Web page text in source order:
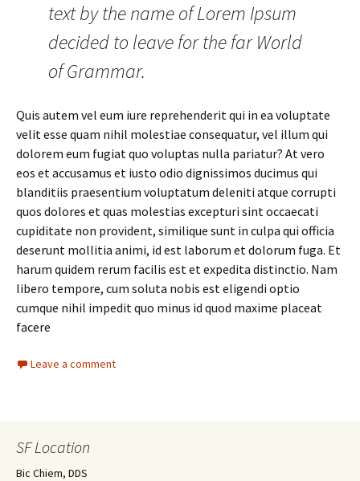
text by the name of Lorem Ipsum
decided to leave for the far World
of Grammar.
Quis autem vel eum iure reprehenderit qui in ea voluptate
velit esse quam nihil molestiae consequatur, vel illum qui
dolorem eum fugiat quo voluptas nulla pariatur? At vero
eos et accusamus et iusto odio dignissimos ducimus qui
blanditiis praesentium voluptatum deleniti atque corrupti
quos dolores et quas molestias excepturi sint occaecati
cupiditate non provident, similique sunt in culpa qui officia
deserunt mollitia animi, id est laborum et dolorum fuga. Et
harum quidem rerum facilis est et expedita distinctio. Nam
libero tempore, cum soluta nobis est eligendi optio
cumque nihil impedit quo minus id quod maxime placeat
facere
Leave a comment
SF Location
Bic Chiem, DDS